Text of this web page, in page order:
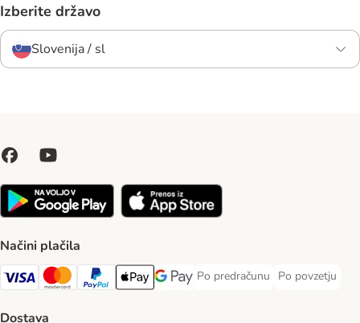
Izberite državo
Slovenija / sl
Načini plačila
Visa Payment Method
MasterCard Payment Method
PayPal Payment Method
Apple Pay Payment Method
Google pay Payment Method
Po predračunu
Po predračunu Payment Method
Po povzetju
Po povzetju
Dostava